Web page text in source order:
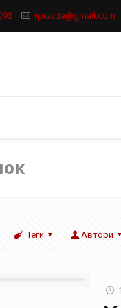
vpravda@gmail.com
Теги Автори